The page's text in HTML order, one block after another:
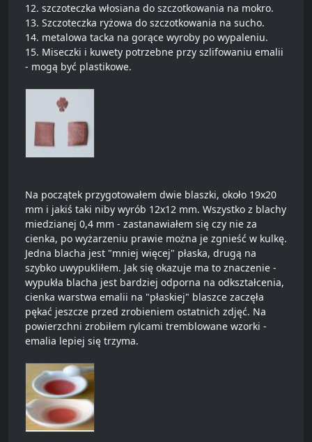
12. szczoteczka włosiana do szczotkowania na mokro.
13. Szczoteczka ryżowa do szczotkowania na sucho.
14. metalowa tacka na gorące wyroby po wypaleniu.
15. Miseczki i kuwety potrzebne przy szlifowaniu emalii
- mogą być plastikowe.
Na początek przygotowałem dwie blaszki, około 19x20
mm i jakiś taki niby wyrób 12x12 mm. Wszystko z blachy
miedzianej 0,4 mm - zastanawiałem się czy nie za
cienka, po wyżarzeniu prawie można je zgnieść w kulkę.
Jedna blacha jest "mniej więcej" płaska, drugą na
szybko uwypukliłem. Jak się okazuje ma to znaczenie -
wypukła blacha jest bardziej odporna na odkształcenia,
cienka warstwa emalii na "płaskiej" blaszce zaczęła
pękać jeszcze przed zrobieniem ostatnich zdjęć. Na
powierzchni zrobiłem rylcami tremblowane wzorki -
emalia lepiej się trzyma.